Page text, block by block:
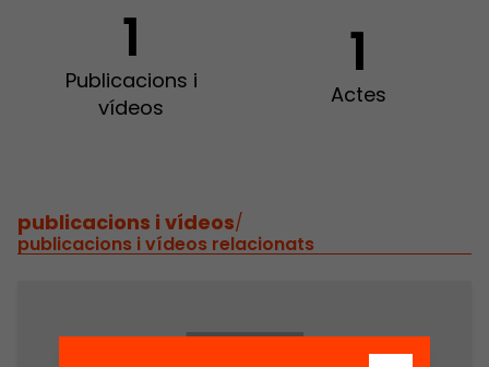
1
Publicacions i
vídeos
1
Actes
publicacions i vídeos/
publicacions i vídeos relacionats